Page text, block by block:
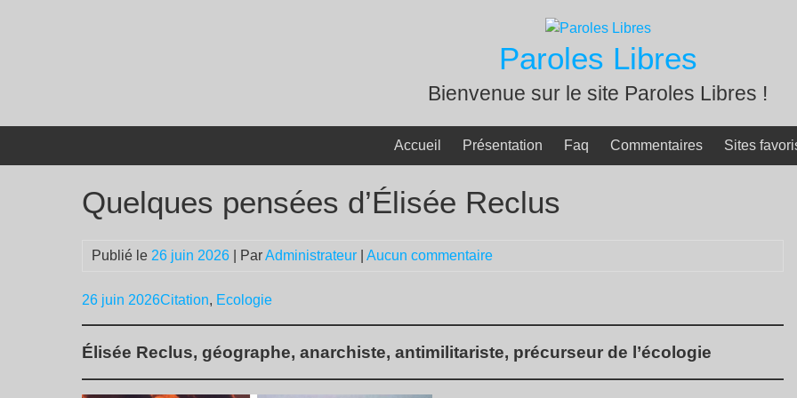
Paroles Libres
Bienvenue sur le site Paroles Libres !
Accueil Présentation Faq Commentaires Sites
Quelques pensées d’Élisée Reclus
Publié le 26 juin 2026 | ParAdministrateur Aucun commentaire
26 juin 2026Citation, Ecologie
Élisée Reclus, géographe, anarchiste, antimilitariste, précurseur de l’écologie